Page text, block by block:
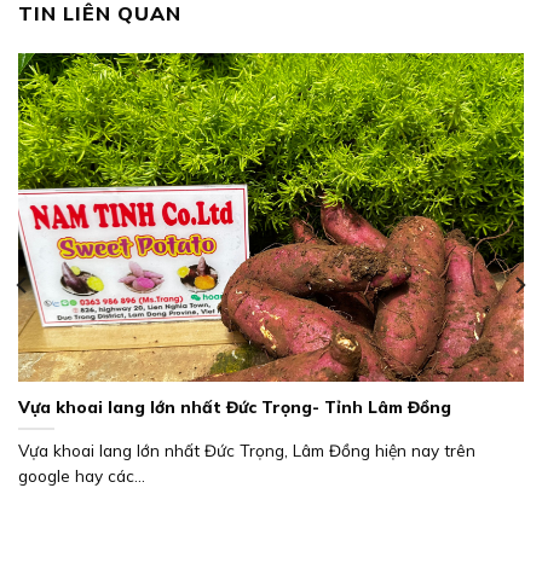
TIN LIÊN QUAN
Vựa khoai lang lớn nhất Đức Trọng- Tỉnh Lâm Đồng
Vựa khoai lang lớn nhất Đức Trọng, Lâm Đồng hiện nay trên
google hay các...